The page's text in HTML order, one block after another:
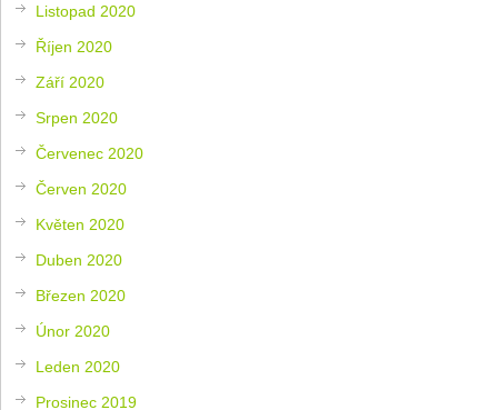
Listopad 2020
Říjen 2020
Září 2020
Srpen 2020
Červenec 2020
Červen 2020
Květen 2020
Duben 2020
Březen 2020
Únor 2020
Leden 2020
Prosinec 2019